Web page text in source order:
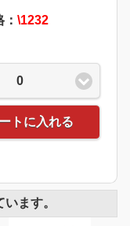
\1232
0
トに入れる
ます。